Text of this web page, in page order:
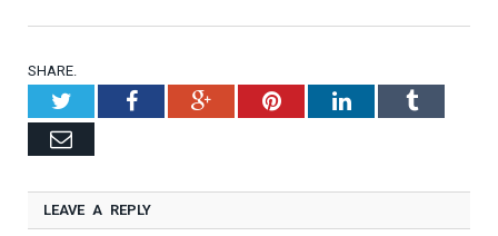
SHARE.
TwitterFacebookGoogle+PinterestLinkedInTumblr
Email
LEAVE A REPLY